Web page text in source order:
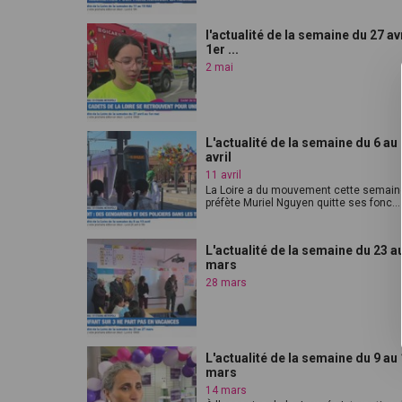
l'actualité de la semaine du 27
1er ...
2 mai
L'actualité de la semaine du 6 au
avril
11 avril
La Loire a du mouvement cette semaine
préfète Muriel Nguyen quitte ses fonc...
L'actualité de la semaine du 23 au
mars
28 mars
L'actualité de la semaine du 9 au
mars
14 mars